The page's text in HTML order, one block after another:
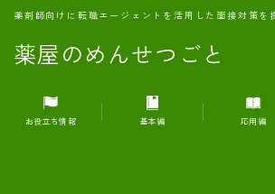
薬屋のめんせつごと
薬剤師向けに転職エージェントを活用した面接対策を
MENU
1.転職エージェントとは何か？
お役立ち情報 基本編 応用編